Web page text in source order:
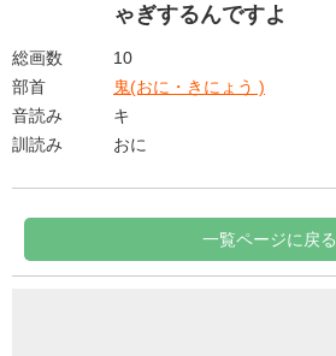
ゃぎするんですよ
総画数
10
部首
鬼(おに・きにょう )
音読み
キ
訓読み
おに
一覧ページに戻る